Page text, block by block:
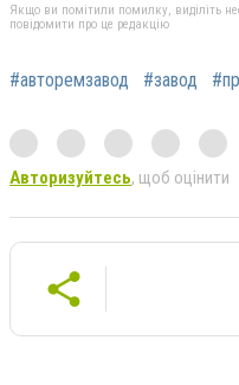
Якщо ви помітили помилку, виділіть
повідомити про це редакцію
#авторемзавод #завод
Авторизуйтесь, щоб оцінити